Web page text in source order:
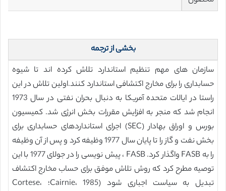
بخشی از ترجمه
سازمان های مهم تنظیم استاندارد تلاش کرده اند تا شیوه
حسابداری را برای مخارج اکتشافی استاندارد کنند.اولین تلاش در این
راستا در ایالات متحده آمریکا به دنبال بحران نفتی در سال 1973
انجام شد که منجر به افزایش مقررات بخش انرژی شد. کمیسیون
بورس و اوراق بهادار (SEC) اجرای استانداردهای حسابداری برای
بخش نفت و گاز را تا پایان سال 1977 وظیفه کرد و پس از آن وظیفه
را به FASB واگذار کرد. FASB ، پیش نویسی را در جولای 1977 با این
توصیه مطرح کرد که روش تلاش موفق برای حساب مخارج اکتشاف
تبدیل به سیاست اجباری شود (Cairnie، 1985؛ Cortese،